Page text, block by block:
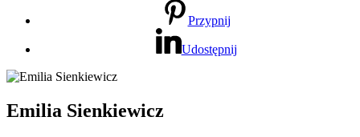
Przypnij
Udostępnij
Emilia Sienkiewicz